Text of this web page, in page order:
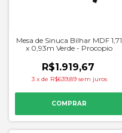
Mesa de Sinuca Bilhar MDF 1,71
x 0,93m Verde - Procopio
R$1.919,67
3 x de R$639,89 sem juros